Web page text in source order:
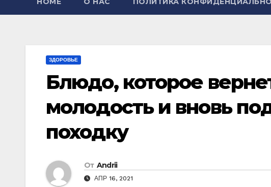
ЗДОРОВЬЕ
Блюдо, которое
молодость и вновь
походку
От Andrii
АПР 16, 2021